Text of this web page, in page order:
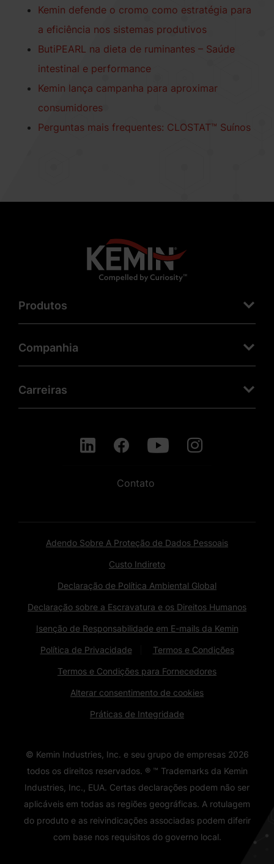
Kemin defende o cromo como estratégia para
a eficiência nos sistemas produtivos
ButiPEARL na dieta de ruminantes – Saúde
intestinal e performance
Kemin lança campanha para aproximar
consumidores
Perguntas mais frequentes: CLOSTAT™ Suínos
Produtos
Companhia
Carreiras
Contato
Adendo Sobre A Proteção de Dados Pessoais
Custo Indireto
Declaração de Política Ambiental Global
Declaração sobre a Escravatura e os Direitos Humanos
Isenção de Responsabilidade em E-mails da Kemin
Política de Privacidade Termos e Condições
Termos e Condições para Fornecedores
Alterar consentimento de cookies
Práticas de Integridade
© Kemin Industries, Inc. e seu grupo de empresas 2026
todos os direitos reservados. ® ™ Trademarks da Kemin
Industries, Inc., EUA. Certas declarações podem não ser
aplicáveis ​​em todas as regiões geográficas. A rotulagem
do produto e as reivindicações associadas podem diferir
com base nos requisitos do governo local.